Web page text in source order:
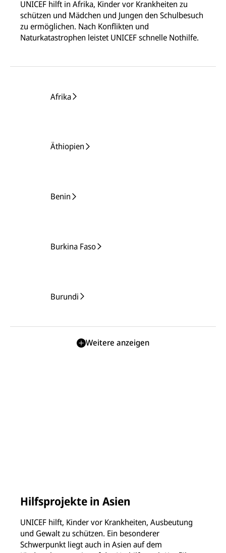
UNICEF hilft in Afrika, Kinder vor Krankheiten zu
schützen und Mädchen und Jungen den Schulbesuch
zu ermöglichen. Nach Konflikten und
Naturkatastrophen leistet UNICEF schnelle Nothilfe.
Afrika
Äthiopien
Benin
Burkina Faso
Burundi
Weitere anzeigen
Hilfsprojekte in Asien
UNICEF hilft, Kinder vor Krankheiten, Ausbeutung
und Gewalt zu schützen. Ein besonderer
Schwerpunkt liegt auch in Asien auf dem